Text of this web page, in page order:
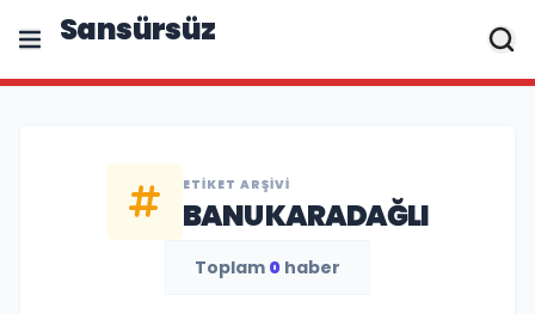
Sansürsüz
ETIKET ARŞIVI
BANU KARADAĞLI
Toplam 0 haber